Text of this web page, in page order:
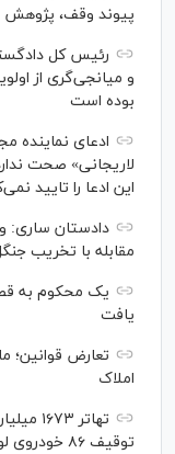
پیوند وقف،
رئیس کل
و میانجی‌گری از
بوده است
ادعای نماینده
لاریجانی» صحت
این ادعا را تایید
دادستان ساری:
مقابله با تخریب
یک محکوم به
یافت
تعارض قوانین؛
املاک
تهاتر
توقیف ۸۶ خودروی لوکس، ۱۸۷ قطعه زمین و ۸۶ واحد آپارتمان